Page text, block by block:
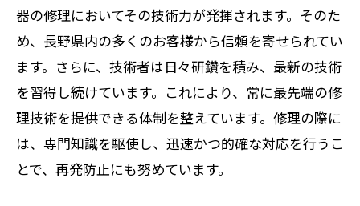
器の修理においてその技術力が発揮されます。そのた
め、長野県内の多くのお客様から信頼を寄せられてい
ます。さらに、技術者は日々研鑽を積み、最新の技術
を習得し続けています。これにより、常に最先端の修
理技術を提供できる体制を整えています。修理の際に
は、専門知識を駆使し、迅速かつ的確な対応を行うこ
とで、再発防止にも努めています。